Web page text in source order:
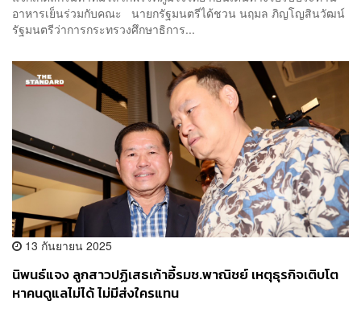
อาหารเย็นร่วมกับคณะ นายกรัฐมนตรีได้ชวน นฤมล ภิญโญสินวัฒน์
รัฐมนตรีว่าการกระทรวงศึกษาธิการ...
13 กันยายน 2025
นิพนธ์แจง ลูกสาวปฏิเสธเก้าอี้รมช.พาณิชย์ เหตุธุรกิจเติบโต
หาคนดูแลไม่ได้ ไม่มีส่งใครแทน